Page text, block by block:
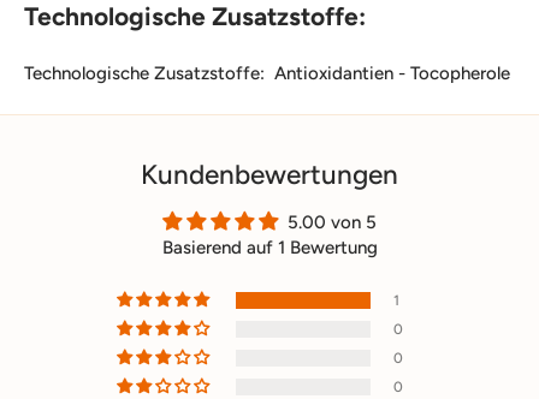
Technologische Zusatzstoffe:
Technologische Zusatzstoffe: Antioxidantien - Tocopherole
Kundenbewertungen
5.00 von 5
Basierend auf 1 Bewertung
1
0
0
0